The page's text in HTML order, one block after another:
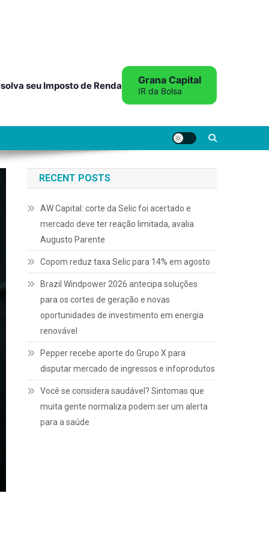
seu Imposto de Renda Grana Capital
IR da Bolsa
RECENT POSTS
AW Capital: corte da Selic foi acertado e
mercado deve ter reação limitada, avalia
Augusto Parente
Copom reduz taxa Selic para 14% em agosto
Brazil Windpower 2026 antecipa soluções
para os cortes de geração e novas
oportunidades de investimento em energia
renovável
Pepper recebe aporte do Grupo X para
disputar mercado de ingressos e infoprodutos
Você se considera saudável? Sintomas que
muita gente normaliza podem ser um alerta
para a saúde